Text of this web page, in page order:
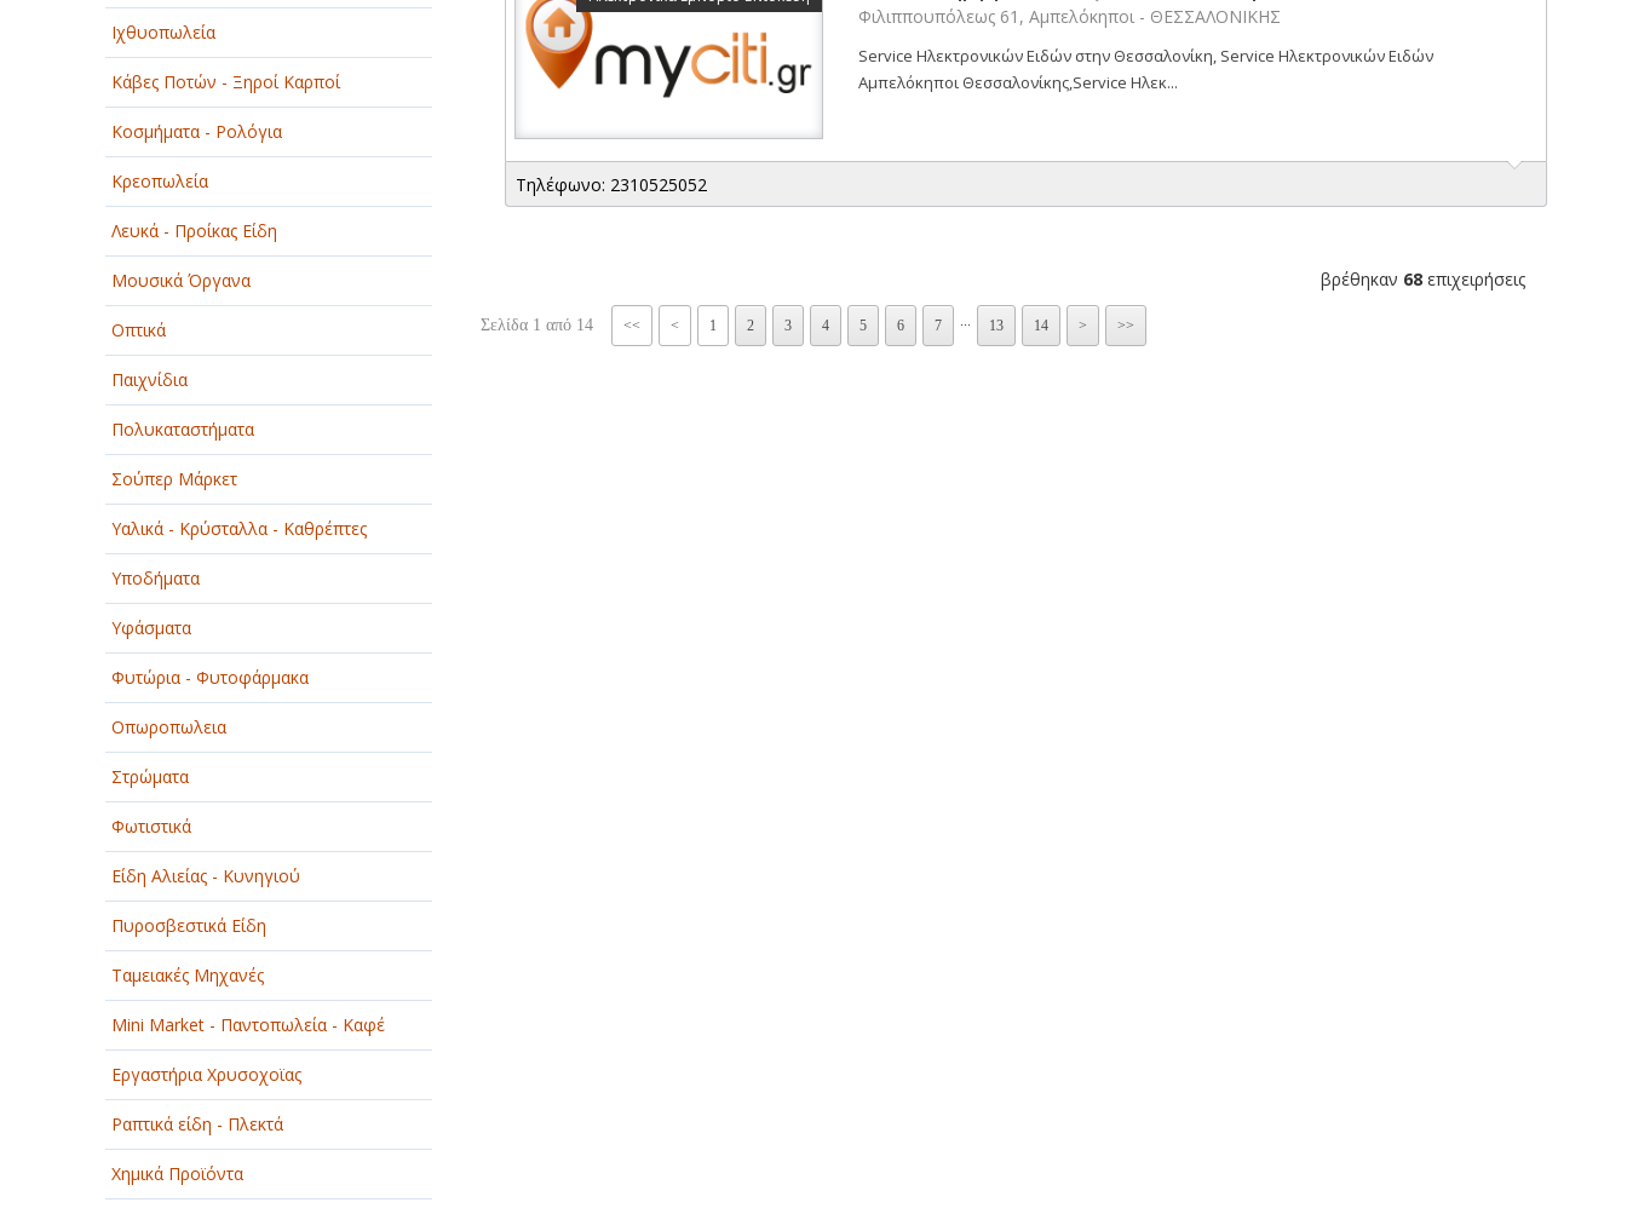
Ιχθυοπωλεία
Κάβες Ποτών - Ξηροί Καρποί
Κοσμήματα - Ρολόγια
Κρεοπωλεία
Λευκά - Προίκας Είδη
Μουσικά Όργανα
Οπτικά
Παιχνίδια
Πολυκαταστήματα
Σούπερ Μάρκετ
Υαλικά - Κρύσταλλα - Καθρέπτες
Υποδήματα
Υφάσματα
Φυτώρια - Φυτοφάρμακα
Οπωροπωλεια
Στρώματα
Φωτιστικά
Είδη Αλιείας - Κυνηγιού
Πυροσβεστικά Είδη
Ταμειακές Μηχανές
Mini Market - Παντοπωλεία - Καφέ
Εργαστήρια Χρυσοχοϊας
Ραπτικά είδη - Πλεκτά
Χημικά Προϊόντα
Φιλιππουπόλεως 61, Αμπελόκηποι - ΘΕΣΣΑΛΟΝΙΚΗΣ
Service Ηλεκτρονικών Ειδών στην Θεσσαλονίκη, Service Ηλεκτρονικών Ειδών
Αμπελόκηποι Θεσσαλονίκης,Service Ηλεκ...
Τηλέφωνο: 2310525052
βρέθηκαν 68 επιχειρήσεις
Σελίδα 1 από 14 << < 1 2 3 4 5 6 7 ... 13 14 > >>